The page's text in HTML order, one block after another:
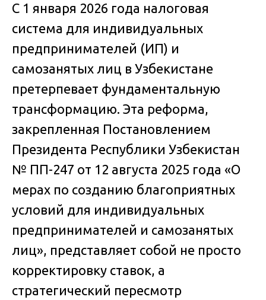
С 1 января 2026 года налоговая
система для индивидуальных
предпринимателей (ИП) и
самозанятых лиц в Узбекистане
претерпевает фундаментальную
трансформацию. Эта реформа,
закрепленная Постановлением
Президента Республики Узбекистан
№ ПП-247 от 12 августа 2025 года «О
мерах по созданию благоприятных
условий для индивидуальных
предпринимателей и самозанятых
лиц», представляет собой не просто
корректировку ставок, а
стратегический пересмотр